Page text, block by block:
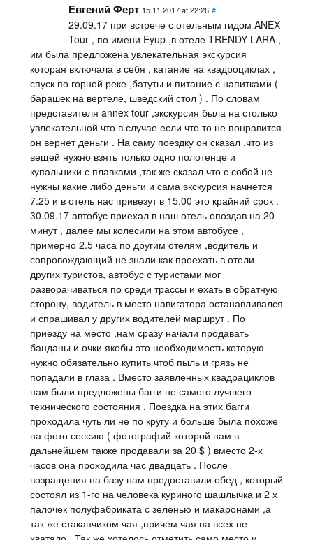
Евгений Ферт 15.11.2017 at 22:26 #
29.09.17 при встрече с отельным гидом ANEX
Tour , по имени Eyup ,в отеле TRENDY LARA ,
им была предложена увлекательная экскурсия
которая включала в себя , катание на квадроциклах ,
спуск по горной реке ,батуты и питание с напитками (
барашек на вертеле, шведский стол ) . По словам
представителя annex tour ,экскурсия была на столько
увлекательной что в случае если что то не понравится
он вернет деньги . На саму поездку он сказал ,что из
вещей нужно взять только одно полотенце и
купальники с плавками ,так же сказал что с собой не
нужны какие либо деньги и сама экскурсия начнется
7.25 и в отель нас привезут в 15.00 это крайний срок .
30.09.17 автобус приехал в наш отель опоздав на 20
минут , далее мы колесили на этом автобусе ,
примерно 2.5 часа по другим отелям ,водитель и
сопровождающий не знали как проехать в отели
других туристов, автобус с туристами мог
разворачиваться по среди трассы и ехать в обратную
сторону, водитель в место навигатора останавливался
и спрашивал у других водителей маршрут . По
приезду на место ,нам сразу начали продавать
банданы и очки якобы это необходимость которую
нужно обязательно купить чтоб пыль и грязь не
попадали в глаза . Вместо заявленных квадрациклов
нам были предложены багги не самого лучшего
технического состояния . Поездка на этих багги
проходила чуть ли не по кругу и больше была похоже
на фото сессию ( фотографий которой нам в
дальнейшем также продавали за 20 $ ) вместо 2-х
часов она проходила час двадцать . После
возращения на базу нам предоставили обед , который
состоял из 1-го на человека куриного шашлычка и 2 х
палочек полуфабриката с зеленью и макаронами ,а
так же стаканчиком чая ,причем чая на всех не